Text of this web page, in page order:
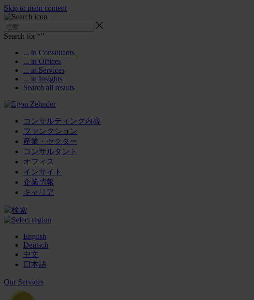
Skip to main content
Search for “”
... in Consultants
... in Offices
... in Services
... in Insights
Search all results
コンサルティング内容
ファンクション
産業・セクター
コンサルタント
オフィス
インサイト
企業情報
キャリア
English
Deutsch
中文
日本語
Our Services